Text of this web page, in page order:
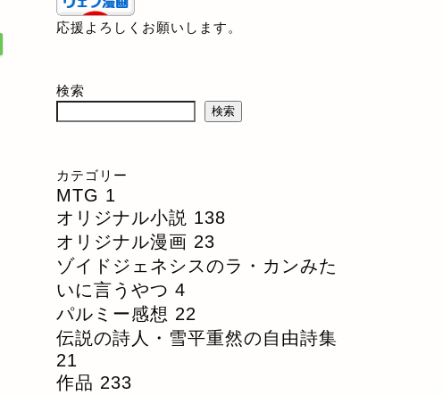
応援よろしくお願いします。
検索
検索
カテゴリー
MTG 1
オリジナル小説 138
オリジナル漫画 23
ゾイドジェネシスのラ・カンみた
いに言うやつ 4
パルミー感想 22
伝説の詩人・雪平重然の自由詩集
21
作品 233